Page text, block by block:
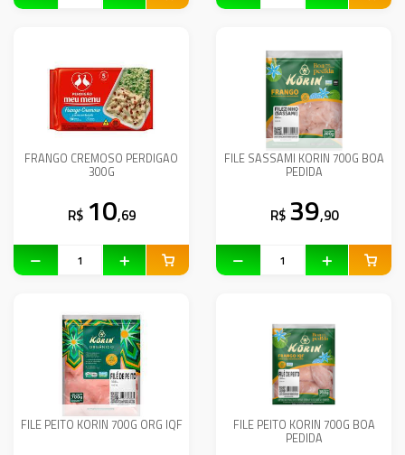
FRANGO CREMOSO PERDIGAO
300G
R$ 10,69
FILE SASSAMI KORIN 700G BOA
PEDIDA
R$ 39,90
FILE PEITO KORIN 700G ORG IQF FILE PEITO KORIN 700G BOA
PEDIDA